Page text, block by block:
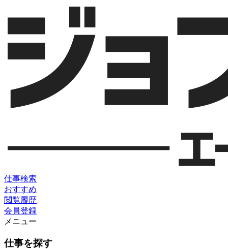
仕事検索
おすすめ
閲覧履歴
会員登録
メニュー
仕事を探す